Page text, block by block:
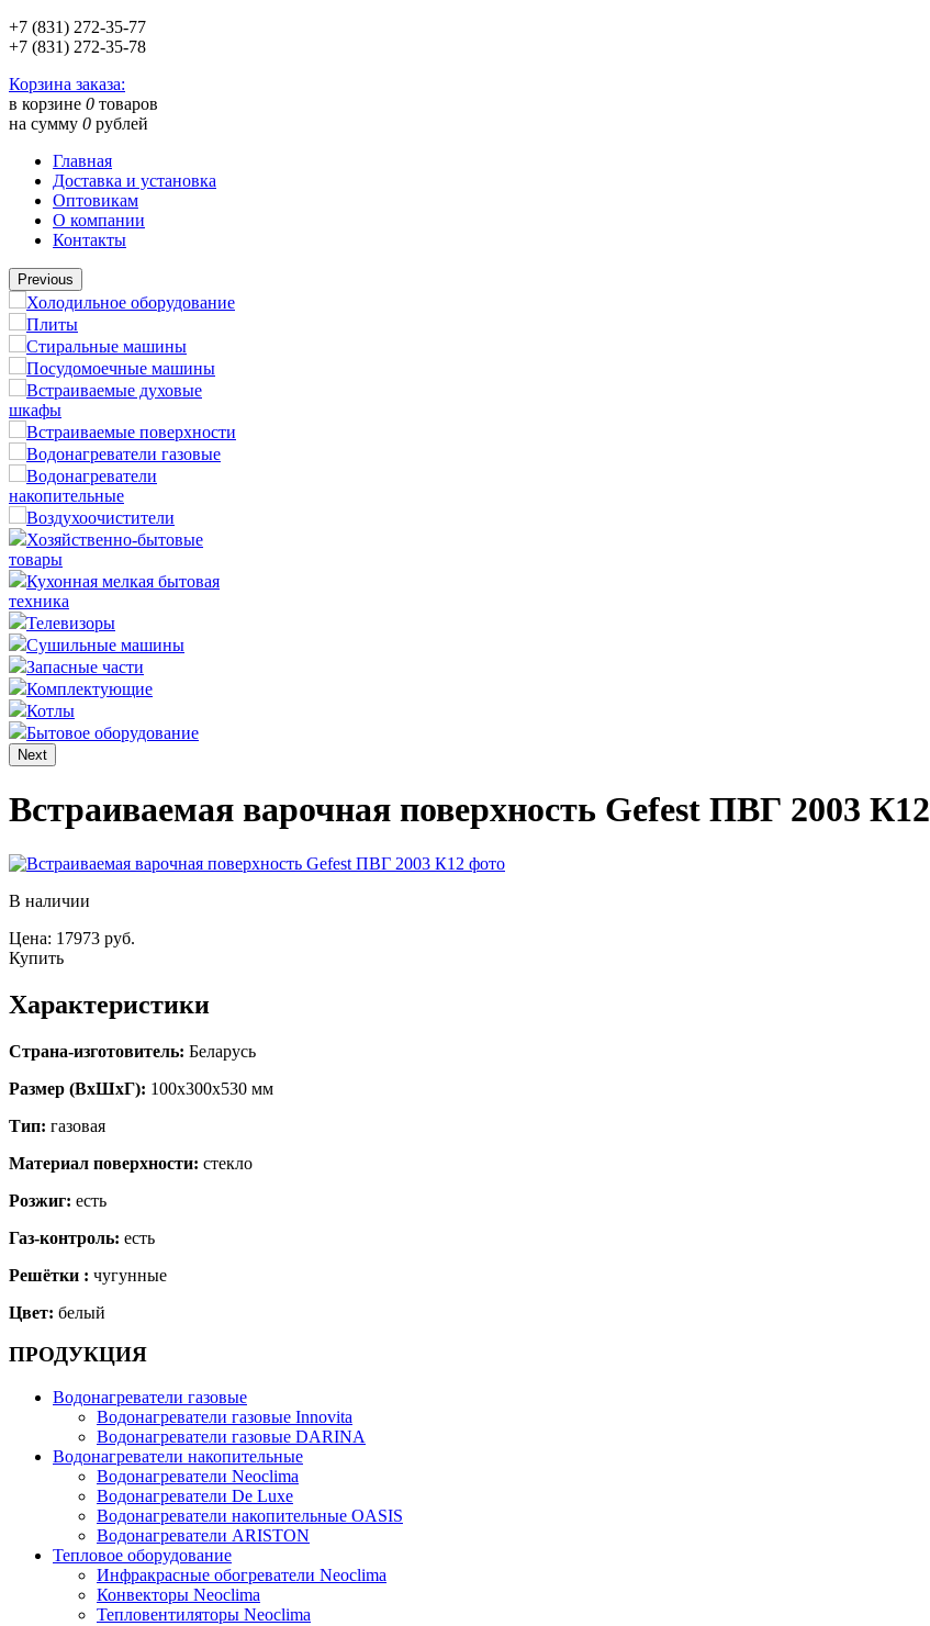
+7 (831) 272-35-77
+7 (831) 272-35-78
Корзина заказа:
в корзине 0 товаров
на сумму 0 рублей
Главная
Доставка и установка
Оптовикам
О компании
Контакты
Previous
Холодильное оборудование
Плиты
Стиральные машины
Посудомоечные машины
Встраиваемые духовые
шкафы
Встраиваемые поверхности
Водонагреватели газовые
Водонагреватели
накопительные
Воздухоочистители
Хозяйственно-бытовые
товары
Кухонная мелкая бытовая
техника
Телевизоры
Сушильные машины
Запасные части
Комплектующие
Котлы
Бытовое оборудование
Next
Встраиваемая варочная поверхность Gefest ПВГ 2003 К12
В наличии
Цена: 17973 руб.
Купить
Характеристики
Страна-изготовитель: Беларусь
Размер (ВхШхГ): 100х300х530 мм
Тип: газовая
Материал поверхности: стекло
Розжиг: есть
Газ-контроль: есть
Решётки : чугунные
Цвет: белый
ПРОДУКЦИЯ
Водонагреватели газовые
Водонагреватели газовые Innovita
Водонагреватели газовые DARINA
Водонагреватели накопительные
Водонагреватели Neoclima
Водонагреватели De Luxe
Водонагреватели накопительные OASIS
Водонагреватели ARISTON
Тепловое оборудование
Инфракрасные обогреватели Neoclima
Конвекторы Neoclima
Тепловентиляторы Neoclima